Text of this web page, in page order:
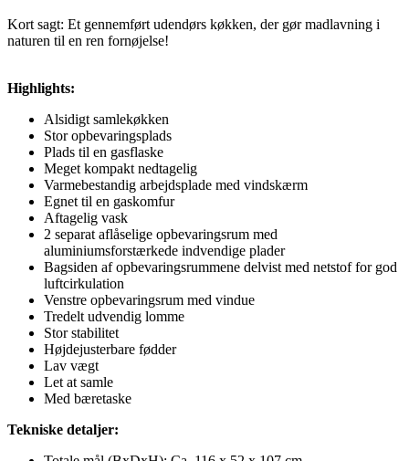
Kort sagt: Et gennemført udendørs køkken, der gør madlavning i
naturen til en ren fornøjelse!
Highlights:
Alsidigt samlekøkken
Stor opbevaringsplads
Plads til en gasflaske
Meget kompakt nedtagelig
Varmebestandig arbejdsplade med vindskærm
Egnet til en gaskomfur
Aftagelig vask
2 separat aflåselige opbevaringsrum med
aluminiumsforstærkede indvendige plader
Bagsiden af opbevaringsrummene delvist med netstof for god
luftcirkulation
Venstre opbevaringsrum med vindue
Tredelt udvendig lomme
Stor stabilitet
Højdejusterbare fødder
Lav vægt
Let at samle
Med bæretaske
Tekniske detaljer: